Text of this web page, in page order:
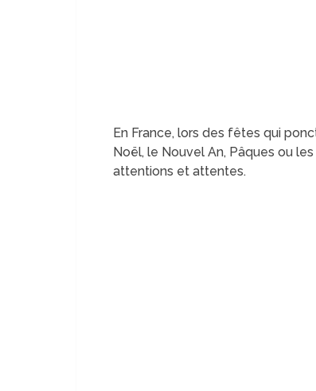
En France, lors des fêtes qui
Noël, le Nouvel An, Pâques ou
attentions et attentes.